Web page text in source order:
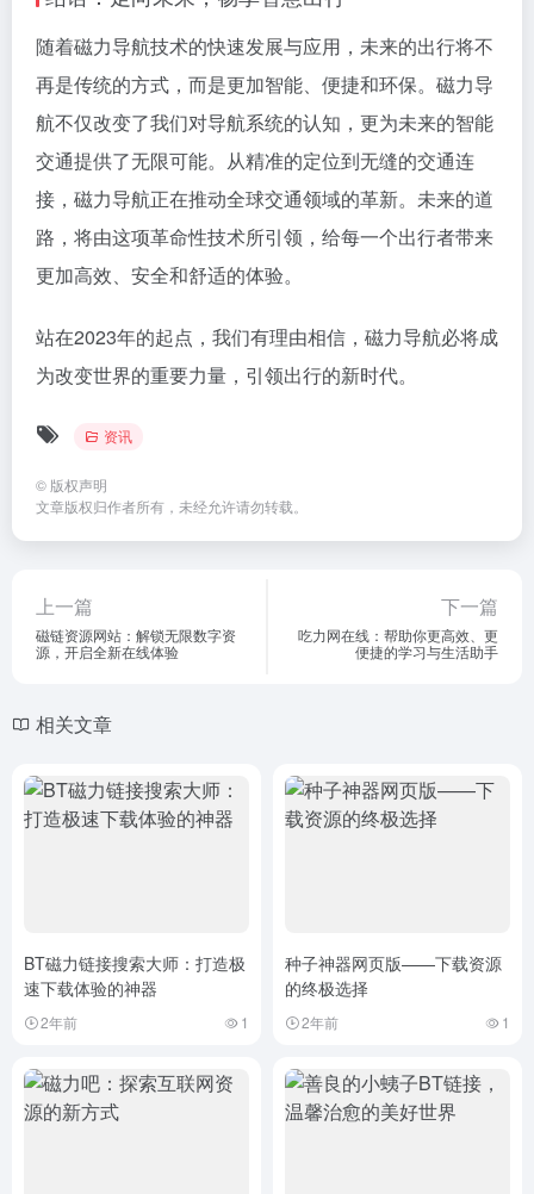
随着磁力导航技术的快速发展与应用，未来的出行将不
再是传统的方式，而是更加智能、便捷和环保。磁力导
航不仅改变了我们对导航系统的认知，更为未来的智能
交通提供了无限可能。从精准的定位到无缝的交通连
接，磁力导航正在推动全球交通领域的革新。未来的道
路，将由这项革命性技术所引领，给每一个出行者带来
更加高效、安全和舒适的体验。
站在2023年的起点，我们有理由相信，磁力导航必将成
为改变世界的重要力量，引领出行的新时代。
资讯
© 版权声明
文章版权归作者所有，未经允许请勿转载。
上一篇
磁链资源网站：解锁无限数字资
源，开启全新在线体验
下一篇
吃力网在线：帮助你更高效、更
便捷的学习与生活助手
相关文章
BT磁力链接搜索大师：打造极
速下载体验的神器
2年前 1
种子神器网页版——下载资源
的终极选择
2年前 1